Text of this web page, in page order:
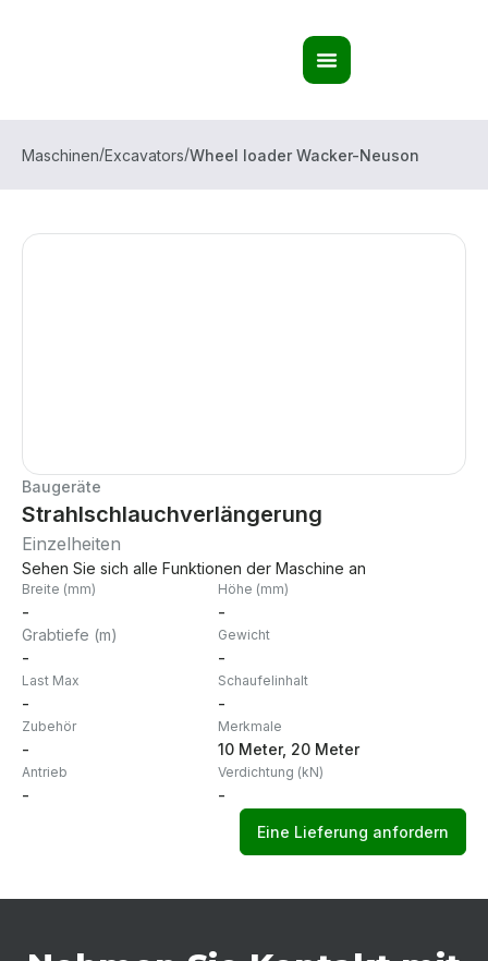
Maschinen/Excavators/Wheel loader Wacker-Neuson
Baugeräte
Strahlschlauchverlängerung
Einzelheiten
Sehen Sie sich alle Funktionen der Maschine an
Breite (mm)
-
Grabtiefe (m)
-
Last Max
-
Zubehör
-
Antrieb
-
Höhe (mm)
-
Gewicht
-
Schaufelinhalt
-
Merkmale
10 Meter, 20 Meter
Verdichtung (kN)
-
Eine Lieferung anfordern